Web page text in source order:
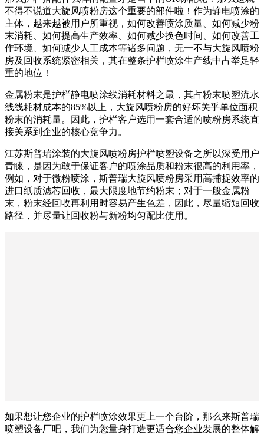
不得不说道大旋风喷粉房这个重要的部件啦！作为静电喷涂的
主体，越来越被用户所重视，如何改善喷涂质量、如何减少粉
末消耗、如何提高生产效率、如何减少换色时间、如何改善工
作环境、如何减少人工成本等诸多问题，无一不与大旋风喷粉
房及回收系统紧密相关，其在整条护栏喷涂生产线中占举足轻
重的地位！
金属粉末是护栏静电喷涂线消耗材料之最，其占粉末喷塑流水
线线耗材成本的85%以上，大旋风喷粉房的好坏关乎单位面积
粉末的消耗量。因此，护栏客户选用一套合适的喷粉房系统直
接关系到企业的核心竞争力。
江苏斯普瑞涂装的大旋风喷粉房护栏喷塑设备之所以深受用户
青睐，是因为敢于保证客户的喷涂品质和粉末很高的利用率，
例如，对于微粉喷涂，斯普瑞大旋风喷粉房采用高捕捉效率的
进口纸质滤芯回收，最大限度地节约粉末；对于一般金属粉
末，粉末经回收再利用时容易产生色差，因此，尽量缩短回收
路径，并尽量让回收粉与新粉均匀配比使用。
如果想让您企业的护栏喷涂效果更上一个台阶，那么来斯普瑞
喷塑设备厂吧，我们为您量身打造更适合您企业发展的整体解